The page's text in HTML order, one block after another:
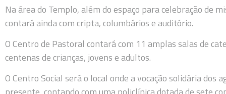
Na área do Templo, além do espaço para celebração de
contará ainda com cripta, columbários e auditório.
O Centro de Pastoral contará com 11 amplas salas de
centenas de crianças, jovens e adultos.
O Centro Social será o local onde a vocação solidária dos